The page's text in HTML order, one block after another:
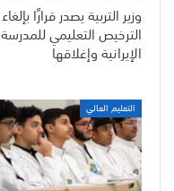
وزير التربية يصدر قرارًا بإلغاء
الترخيص التعليمي للمدرسة
الإيرانية وإغلاقها
التعليم العالي